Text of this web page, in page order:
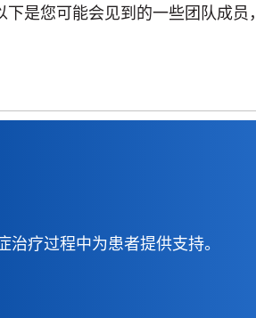
是您可能会见到的一些团队成员
疗过程中为患者提供支持。